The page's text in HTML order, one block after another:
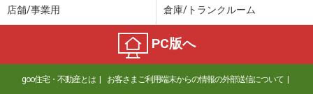
店舗/事業用 倉庫/トランクルーム
PC版へ
goo住宅・不動産とは お客さまご利用端末からの情報の外部送信について